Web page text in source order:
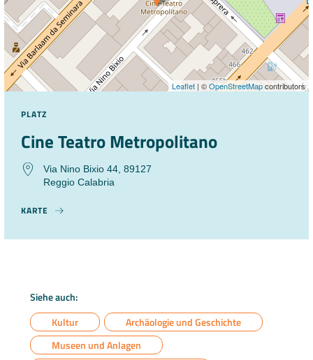
Leaflet | ©OpenStreetMapcontributors
PLATZ
Cine Teatro Metropolitano
Via Nino Bixio 44, 89127
Reggio Calabria
KARTE
Siehe auch:
Kultur
Archäologie und Geschichte
Museen und Anlagen